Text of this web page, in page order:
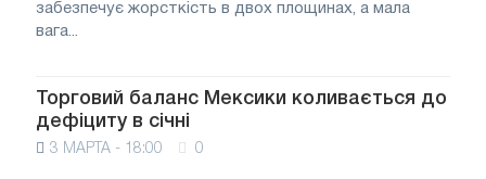
забезпечує жорсткість в двох площинах, а мала
вага...
Торговий баланс Мексики коливається до
дефіциту в січні
3 МАРТА - 18:00 0